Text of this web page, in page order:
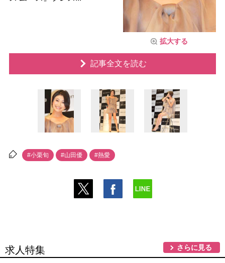
拡大する
記事全文を読む
#小栗旬 #山田優 #熱愛
求人特集 さらに見る